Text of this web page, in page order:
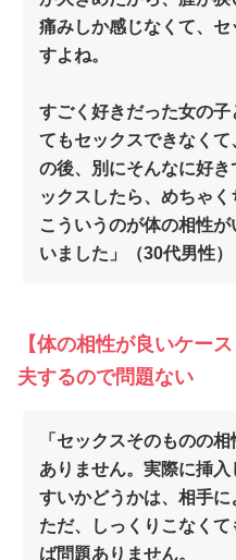
痛みしか感じなくて、
すよね。
すごく好きだった女の
てもセックスできなく
の後、別にそんなに好
ックスしたら、めちゃく
こういうのが体の相性
いました」（30代男性）
【体の相性が良いケー
夫するので問題ない
「セックスそのものの
ありません。実際に挿
すいかどうかは、相手に
ただ、しっくりこなく
ば問題ありません。